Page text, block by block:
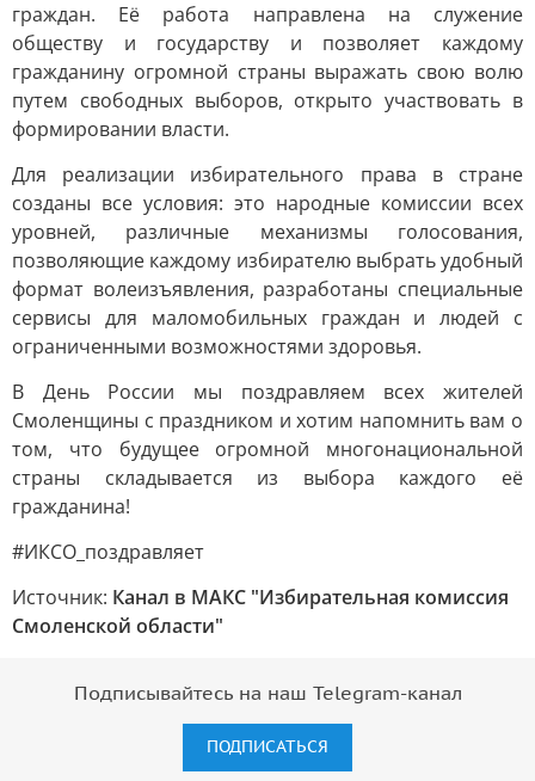
граждан. Её работа направлена на служение
обществу и государству и позволяет каждому
гражданину огромной страны выражать свою волю
путем свободных выборов, открыто участвовать в
формировании власти.
Для реализации избирательного права в стране
созданы все условия: это народные комиссии всех
уровней, различные механизмы голосования,
позволяющие каждому избирателю выбрать удобный
формат волеизъявления, разработаны специальные
сервисы для маломобильных граждан и людей с
ограниченными возможностями здоровья.
В День России мы поздравляем всех жителей
Смоленщины с праздником и хотим напомнить вам о
том, что будущее огромной многонациональной
страны складывается из выбора каждого её
гражданина!
#ИКСО_поздравляет
Источник: Канал в МАКС "Избирательная комиссия
Смоленской области"
Подписывайтесь на наш Telegram-канал
ПОДПИСАТЬСЯ